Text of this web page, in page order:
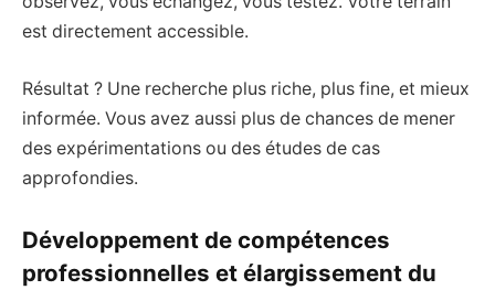
est directement accessible.
Résultat ? Une recherche plus riche, plus fine, et mieux
informée. Vous avez aussi plus de chances de mener
des expérimentations ou des études de cas
approfondies.
Développement de compétences
professionnelles et élargissement du